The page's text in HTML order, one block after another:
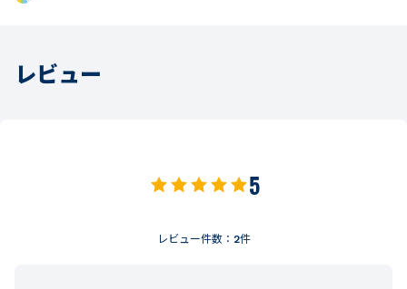
レビュー
5
レビュー件数： 2件